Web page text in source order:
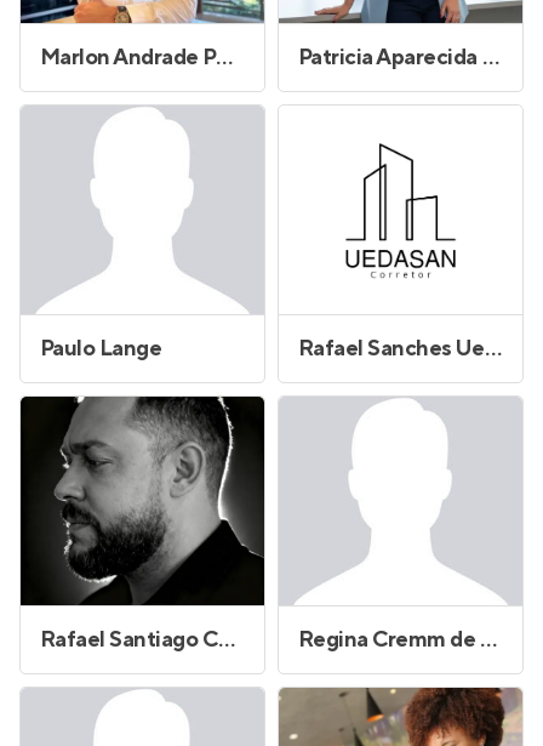
Marlon Andrade Peixoto Patricia Aparecida da Silva
Paulo Lange Rafael Sanches Ueda
Rafael Santiago Coimbra Regina Cremm de Freitas Silva